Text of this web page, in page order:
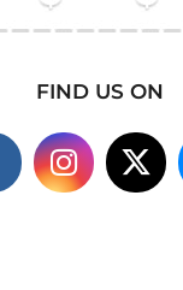
FIND US ON